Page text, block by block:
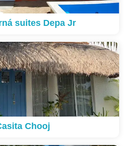
suites Depa Jr
Chooj